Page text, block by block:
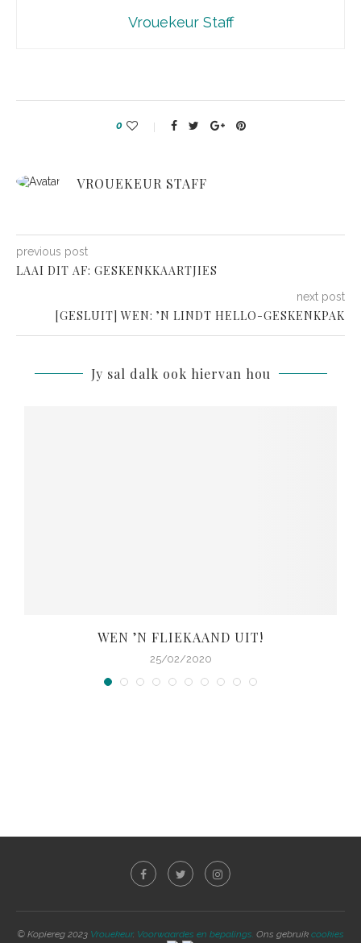
Vrouekeur Staff
0
VROUEKEUR STAFF
previous post
LAAI DIT AF: GESKENKKAARTJIES
next post
[GESLUIT] WEN: ’N LINDT HELLO-GESKENKPAK
Jy sal dalk ook hiervan hou
WEN ’N FLIEKAAND UIT!
25/02/2020
© Kopiereg 2023 Vrouekeur. Voorwaardes en bepalings. Ons gebruik cookies